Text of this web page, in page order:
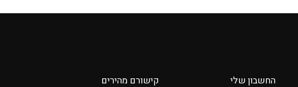
החשבון שלי קישורם מהירים